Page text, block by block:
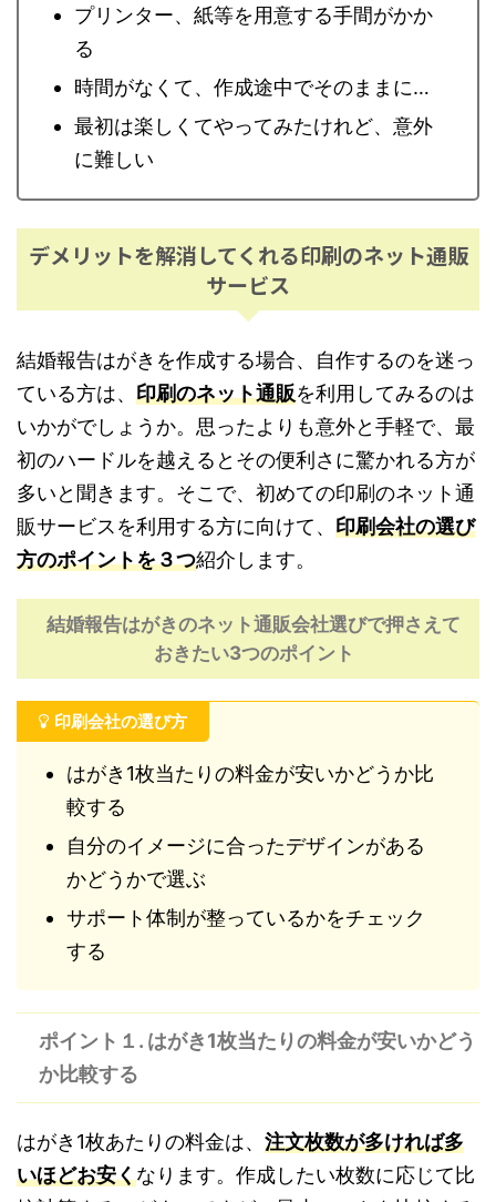
プリンター、紙等を用意する手間がかか
る
時間がなくて、作成途中でそのままに…
最初は楽しくてやってみたけれど、意外
に難しい
デメリットを解消してくれる印刷のネット通販
サービス
結婚報告はがきを作成する場合、自作するのを迷っ
ている方は、 印刷のネット通販を利用してみるのは
いかがでしょうか。思ったよりも意外と手軽で、最
初のハードルを越えるとその便利さに驚かれる方が
多いと聞きます。そこで、初めての印刷のネット通
販サービスを利用する方に向けて、 印刷会社の選び
方のポイントを３つ紹介します。
結婚報告はがきのネット通販会社選びで押さえて
おきたい3つのポイント
印刷会社の選び方
はがき1枚当たりの料金が安いかどうか比
較する
自分のイメージに合ったデザインがある
かどうかで選ぶ
サポート体制が整っているかをチェック
する
ポイント１. はがき1枚当たりの料金が安いかどう
か比較する
はがき1枚あたりの料金は、 注文枚数が多ければ多
いほどお安くなります。作成したい枚数に応じて比